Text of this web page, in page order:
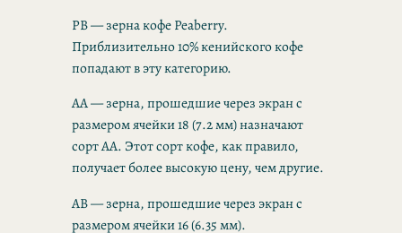
PB — зерна кофе Peaberry.
Приблизительно 10% кенийского кофе
попадают в эту категорию.
AA — зерна, прошедшие через экран с
размером ячейки 18 (7.2 мм) назначают
сорт AA. Этот сорт кофе, как правило,
получает более высокую цену, чем другие.
AB — зерна, прошедшие через экран с
размером ячейки 16 (6.35 мм).